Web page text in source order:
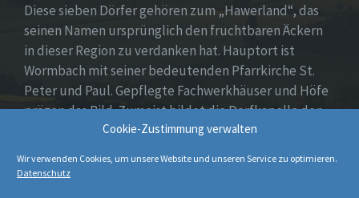
Cookie-Zustimmung verwalten
Wir verwenden Cookies, um unsere Website und unseren Service zu optimieren.
Datenschutz
Diese sieben Dörfer gehören zum „Hawerland“, das
seinen Namen ursprünglich den fruchtbaren Äckern
in dieser Region zu verdanken hat. Hauptort ist
Wormbach mit seiner bedeutenden Pfarrkirche St.
Peter und Paul. Gepflegte Fachwerkhäuser und Höfe
prägen das Bild. Zumeist bildet die Dorfkapelle den
Mittelpunkt, umgeben von Wohnhäusern, Spiel- oder